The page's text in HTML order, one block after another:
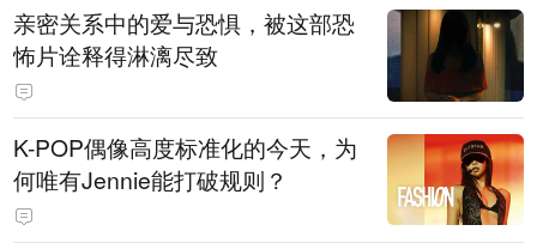
亲密关系中的爱与恐惧，被这部恐
怖片诠释得淋漓尽致
K-POP偶像高度标准化的今天，为
何唯有Jennie能打破规则？